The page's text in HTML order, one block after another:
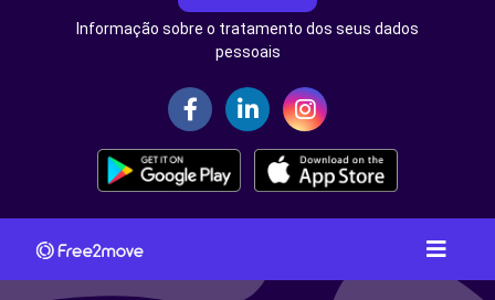
Informação sobre o tratamento dos seus dados
pessoais